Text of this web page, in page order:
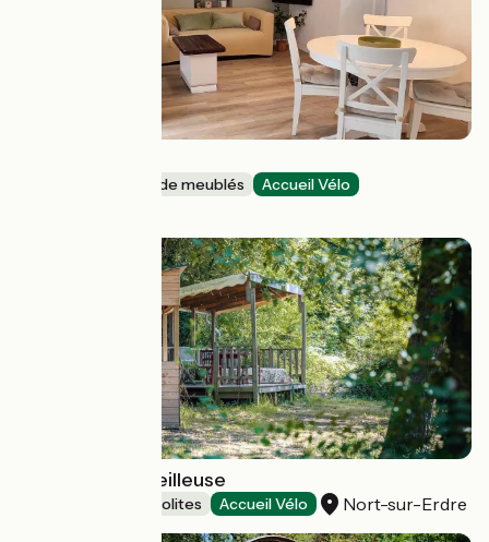
Gîtes et locations de meublés Accueil Vélo
CABANE La Cueilleuse
Hébergements insolites Accueil Vélo Nort-sur-Erdre